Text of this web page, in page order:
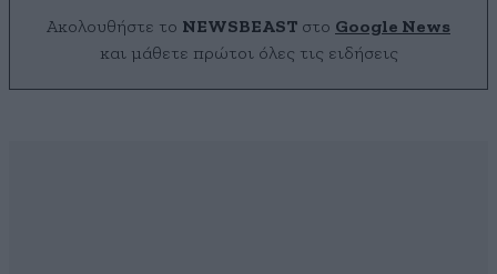
Ακολουθήστε το NEWSBEAST στο Google News
και μάθετε πρώτοι όλες τις ειδήσεις